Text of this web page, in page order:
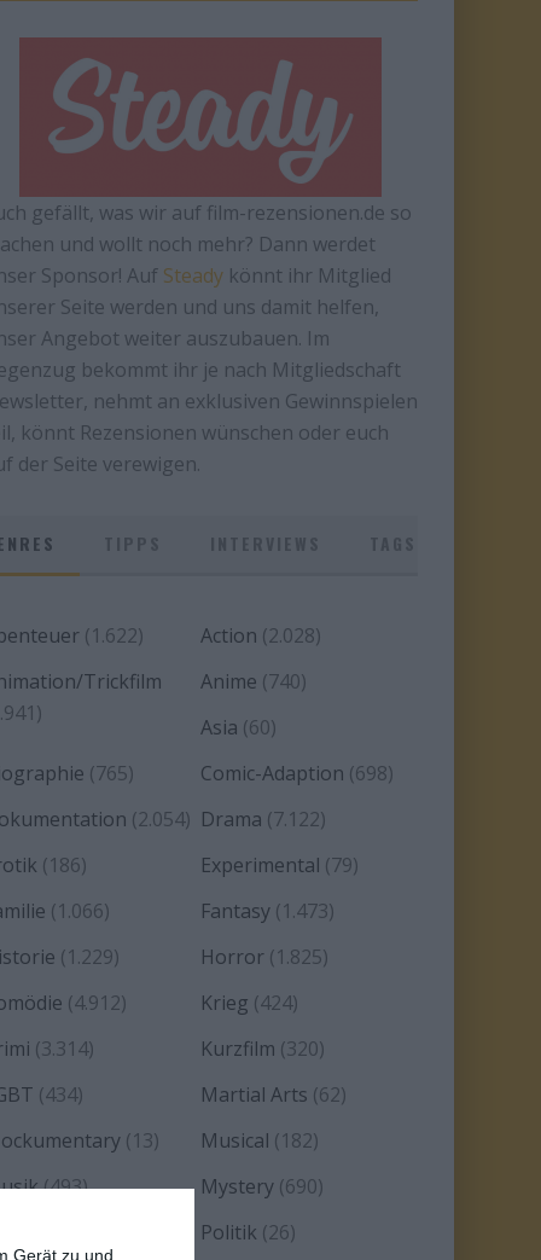
Gerät zu und
gefällt, was wir auf film-rezensionen.de so
und wollt noch mehr? Dann werdet
Sponsor! Auf Steady könnt ihr Mitglied
Seite werden und uns damit helfen,
Angebot weiter auszubauen. Im
bekommt ihr je nach Mitgliedschaft
nehmt an exklusiven Gewinnspielen
könnt Rezensionen wünschen oder euch
der Seite verewigen.
(1.622) Action (2.028)
Trickfilm
Anime (740)
Asia (60)
(765) Comic-Adaption (698)
(2.054) Drama (7.122)
(186) Experimental (79)
(1.066) Fantasy (1.473)
(1.229) Horror (1.825)
(4.912) Krieg (424)
(3.314) Kurzfilm (320)
(434) Martial Arts (62)
(13) Musical (182)
(493) Mystery (690)
Politik (26)